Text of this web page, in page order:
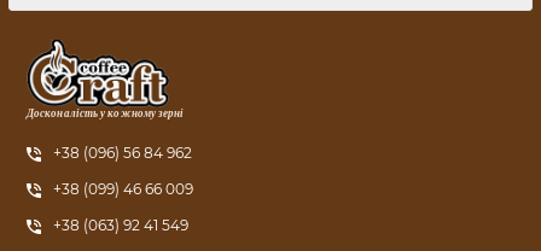
Досконалість у кожному зерні
+38 (096) 56 84 962
+38 (099) 46 66 009
+38 (063) 92 41 549